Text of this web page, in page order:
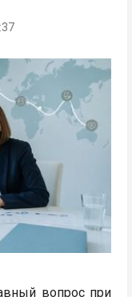
вопрос при